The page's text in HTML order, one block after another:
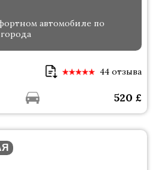
автомобиле по
44 отзыва
520 £